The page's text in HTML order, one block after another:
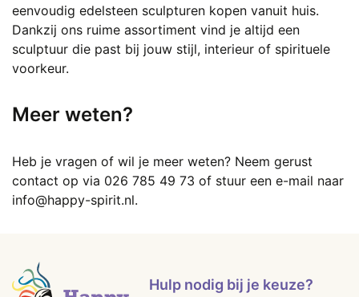
eenvoudig edelsteen sculpturen kopen vanuit huis.
Dankzij ons ruime assortiment vind je altijd een
sculptuur die past bij jouw stijl, interieur of spirituele
voorkeur.
Meer weten?
Heb je vragen of wil je meer weten? Neem gerust
contact op via 026 785 49 73 of stuur een e-mail naar
info@happy-spirit.nl.
Hulp nodig bij je keuze?